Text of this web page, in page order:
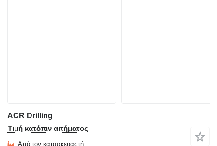
ACR Drilling
Τιμή κατόπιν αιτήματος
Από τον κατασκευαστή